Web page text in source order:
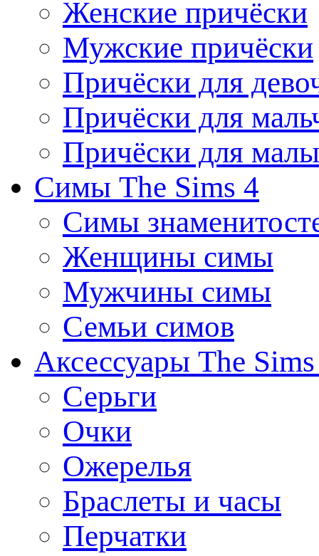
Женские причёски
Мужские причёски
Причёски для
Причёски для
Причёски для
Симы The Sims 4
Симы
Женщины симы
Мужчины симы
Семьи симов
Аксессуары The
Серьги
Очки
Ожерелья
Браслеты и часы
Перчатки